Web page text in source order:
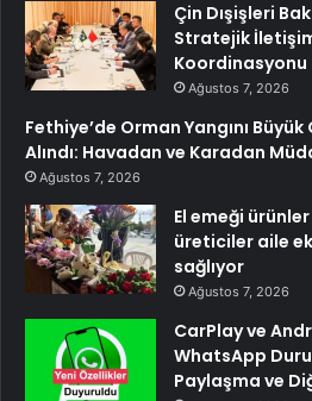
Çin Dışişleri
Stratejik
Ağustos 7, 2026
Fethiye’de Orman Yangını
Alındı: Havadan ve Karadan
Ağustos 7, 2026
El emeği
üreticiler aile
sağlıyor
Ağustos 7, 2026
CarPlay ve
WhatsApp
Paylaşma ve